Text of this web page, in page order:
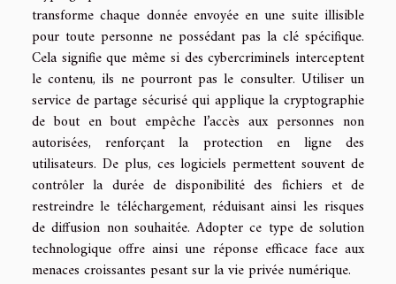
transforme chaque donnée envoyée en une suite illisible
pour toute personne ne possédant pas la clé spécifique.
Cela signifie que même si des cybercriminels interceptent
le contenu, ils ne pourront pas le consulter. Utiliser un
service de partage sécurisé qui applique la cryptographie
de bout en bout empêche l’accès aux personnes non
autorisées, renforçant la protection en ligne des
utilisateurs. De plus, ces logiciels permettent souvent de
contrôler la durée de disponibilité des fichiers et de
restreindre le téléchargement, réduisant ainsi les risques
de diffusion non souhaitée. Adopter ce type de solution
technologique offre ainsi une réponse efficace face aux
menaces croissantes pesant sur la vie privée numérique.